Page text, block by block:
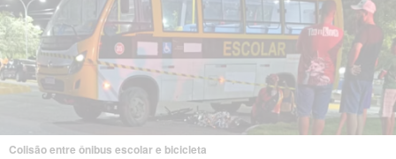
Colisão entre ônibus escolar e bicicleta